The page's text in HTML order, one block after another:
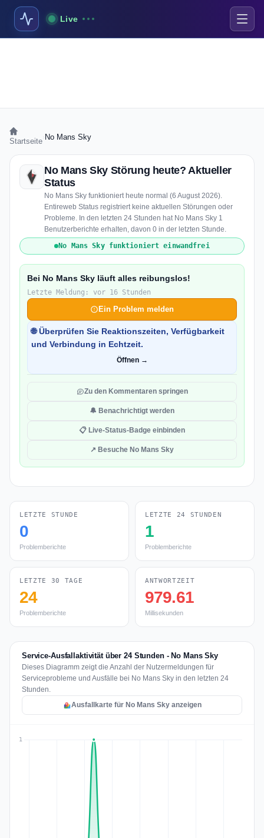
Live
Startseite No Mans Sky
No Mans Sky Störung heute? Aktueller
Status
No Mans Sky funktioniert heute normal (6 August 2026).
Entireweb Status registriert keine aktuellen Störungen oder
Probleme. In den letzten 24 Stunden hat No Mans Sky 1
Benutzerberichte erhalten, davon 0 in der letzten Stunde.
No Mans Sky funktioniert einwandfrei
Bei No Mans Sky läuft alles reibungslos!
Letzte Meldung: vor 16 Stunden
Ein Problem melden
🌐 Überprüfen Sie Reaktionszeiten, Verfügbarkeit
und Verbindung in Echtzeit.
Öffnen →
Zu den Kommentaren springen
🔔 Benachrichtigt werden
📋 Live-Status-Badge einbinden
↗ Besuche No Mans Sky
LETZTE STUNDE
0
Problemberichte
LETZTE 24 STUNDEN
1
Problemberichte
LETZTE 30 TAGE
24
Problemberichte
ANTWORTZEIT
979.61
Millisekunden
Service-Ausfallaktivität über 24 Stunden - No Mans Sky
Dieses Diagramm zeigt die Anzahl der Nutzermeldungen für
Serviceprobleme und Ausfälle bei No Mans Sky in den letzten 24
Stunden.
Ausfallkarte für No Mans Sky anzeigen